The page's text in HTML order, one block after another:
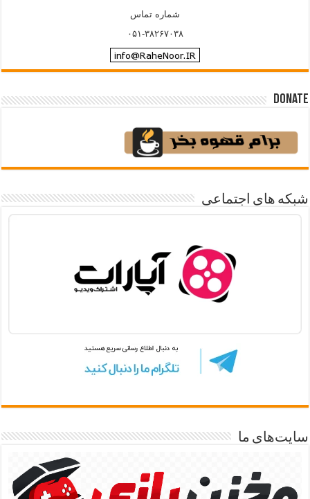
شماره تماس
۰۵۱-۳۸۲۶۷۰۳۸
Donate
شبکه های اجتماعی
سایت‌های ما